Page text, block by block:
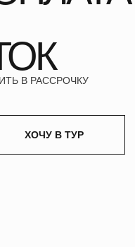
ВСЕ ТУРЫ